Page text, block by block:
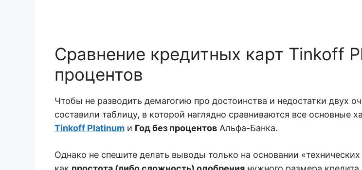
Сравнение кредитных карт Tinkoff
процентов
Чтобы не разводить демагогию про достоинства и недостатки двух
составили таблицу, в которой наглядно сравниваются все основные
Tinkoff Platinum и Год без процентов Альфа-Банка.
Однако не спешите делать выводы только на основании